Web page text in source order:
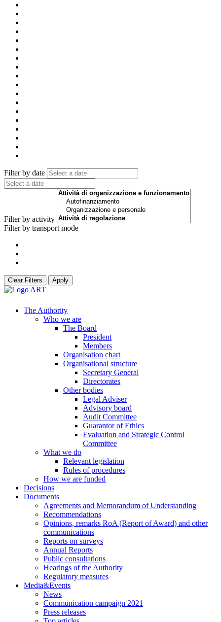
Filter by date
Filter by activity
Filter by transport mode
Clear Filters Apply
The Authority
Who we are
The Board
President
Members
Organisation chart
Organisational structure
Secretary General
Directorates
Other bodies
Legal Adviser
Advisory board
Audit Committee
Guarantor of Ethics
Evaluation and Strategic Control
Committee
What we do
Relevant legislation
Rules of procedures
How we are funded
Decisions
Documents
Agreements and Memorandum of Understanding
Recommendations
Opinions, remarks RoA (Report of Award) and other
communications
Reports on surveys
Annual Reports
Public consultations
Hearings of the Authority
Regulatory measures
Media&Events
News
Communication campaign 2021
Press releases